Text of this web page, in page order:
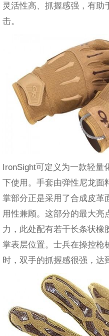
灵活性高、抓握感强，有
击。
IronSight可定义为一款轻量
下使用。手套由弹性尼龙面
掌部分正是采用了合成皮革
用性兼顾。这部分的最大亮
力，此处配有若干长条状橡
掌表层位置。士兵在操控枪
时，双手的抓握感很强，达